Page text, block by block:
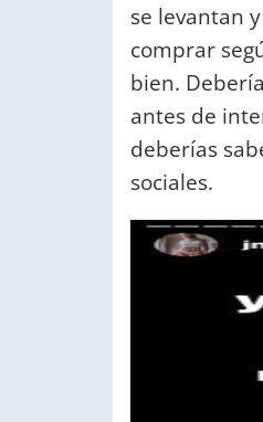
se levantan
comprar
bien.
antes de
deberías
sociales.